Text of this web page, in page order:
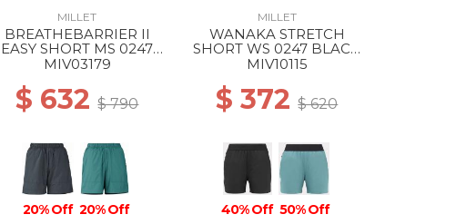
MILLET
BREATHEBARRIER II
EASY SHORT MS 0247
BLACK - NOIR
MIV03179
$ 632$ 790
20% Off 20% Off
MILLET
WANAKA STRETCH
SHORT WS 0247 BLACK
- NOIR
MIV10115
$ 372$ 620
40% Off 50% Off